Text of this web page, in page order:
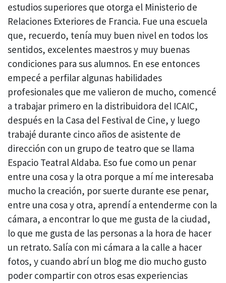
estudios superiores que otorga el Ministerio de
Relaciones Exteriores de Francia. Fue una escuela
que, recuerdo, tenía muy buen nivel en todos los
sentidos, excelentes maestros y muy buenas
condiciones para sus alumnos. En ese entonces
empecé a perfilar algunas habilidades
profesionales que me valieron de mucho, comencé
a trabajar primero en la distribuidora del ICAIC,
después en la Casa del Festival de Cine, y luego
trabajé durante cinco años de asistente de
dirección con un grupo de teatro que se llama
Espacio Teatral Aldaba. Eso fue como un penar
entre una cosa y la otra porque a mí me interesaba
mucho la creación, por suerte durante ese penar,
entre una cosa y otra, aprendí a entenderme con la
cámara, a encontrar lo que me gusta de la ciudad,
lo que me gusta de las personas a la hora de hacer
un retrato. Salía con mi cámara a la calle a hacer
fotos, y cuando abrí un blog me dio mucho gusto
poder compartir con otros esas experiencias